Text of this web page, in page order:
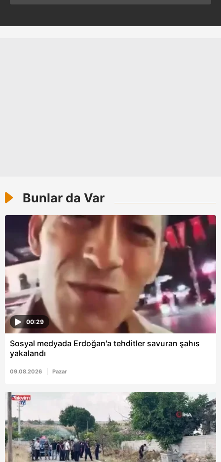
6698 sayılı Kişisel Verilerin Korunması Kanunu uyarınca
ilgili mevzuata uygun olarak kullanılan çerezlerle ilgili bilgi
almak için lütfentıklayınız
Bunlar da Var
00:29
Sosyal medyada Erdoğan'a tehditler savuran şahıs
yakalandı
09.08.2026 Pazar